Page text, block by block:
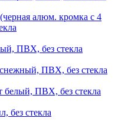
алюм. кромка с 4
ПВХ, без стекла
ПВХ, без стекла
белый, ПВХ, без стекла
без стекла